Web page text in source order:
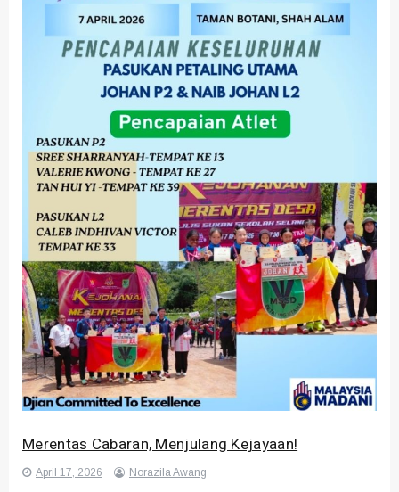
Merentas Cabaran, Menjulang Kejayaan!
April 17, 2026 Norazila Awang